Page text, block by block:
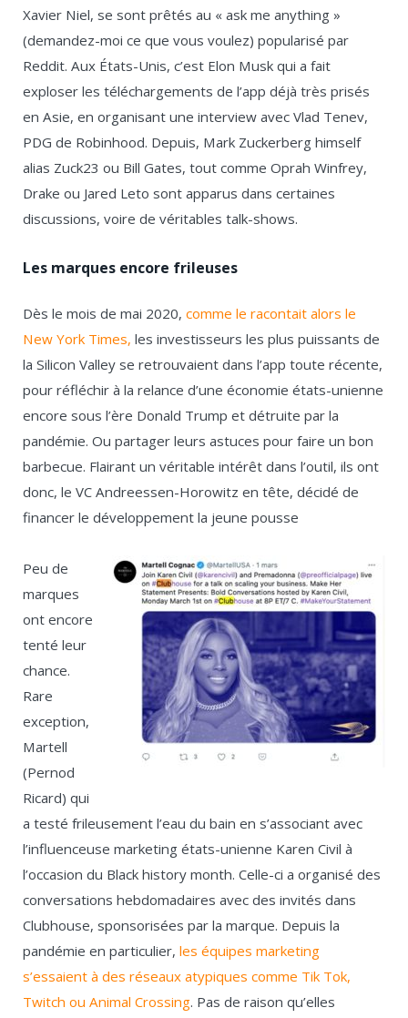
Xavier Niel, se sont prêtés au « ask me anything »
(demandez-moi ce que vous voulez) popularisé par
Reddit. Aux États-Unis, c’est Elon Musk qui a fait
exploser les téléchargements de l’app déjà très prisés
en Asie, en organisant une interview avec Vlad Tenev,
PDG de Robinhood. Depuis, Mark Zuckerberg himself
alias Zuck23 ou Bill Gates, tout comme Oprah Winfrey,
Drake ou Jared Leto sont apparus dans certaines
discussions, voire de véritables talk-shows.
Les marques encore frileuses
Dès le mois de mai 2020, comme le racontait alors le
New York Times, les investisseurs les plus puissants de
la Silicon Valley se retrouvaient dans l’app toute récente,
pour réfléchir à la relance d’une économie états-unienne
encore sous l’ère Donald Trump et détruite par la
pandémie. Ou partager leurs astuces pour faire un bon
barbecue. Flairant un véritable intérêt dans l’outil, ils ont
donc, le VC Andreessen-Horowitz en tête, décidé de
financer le développement la jeune pousse
Peu de
marques
ont encore
tenté leur
chance.
Rare
exception,
Martell
(Pernod
Ricard) qui
a testé frileusement l’eau du bain en s’associant avec
l’influenceuse marketing états-unienne Karen Civil à
l’occasion du Black history month. Celle-ci a organisé des
conversations hebdomadaires avec des invités dans
Clubhouse, sponsorisées par la marque. Depuis la
pandémie en particulier, les équipes marketing
s’essaient à des réseaux atypiques comme Tik Tok,
Twitch ou Animal Crossing. Pas de raison qu’elles